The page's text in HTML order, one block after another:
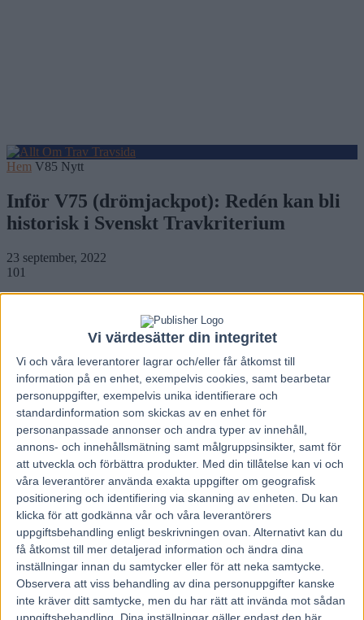
Vi värdesätter din integritet
Vi och våra leverantorer lagrar och/eller får åtkomst till
information på en enhet, exempelvis cookies, samt bearbetar
personuppgifter, exempelvis unika identifierare och
standardinformation som skickas av en enhet för
personanpassade annonser och andra typer av innehåll,
annons- och innehållsmätning samt målgruppsinsikter, samt för
att utveckla och förbättra produkter. Med din tillåtelse kan vi och
våra leverantörer använda exakta uppgifter om geografisk
positionering och identifiering via skanning av enheten. Du kan
klicka för att godkänna vår och våra leverantörers
uppgiftsbehandling enligt beskrivningen ovan. Alternativt kan du
få åtkomst till mer detaljerad information och ändra dina
inställningar innan du samtycker eller för att neka samtycke.
Observera att viss behandling av dina personuppgifter kanske
inte kräver ditt samtycke, men du har rätt att invända mot sådan
uppgiftsbehandling. Dina inställningar gäller endast den här
Hem V85 Nytt
Inför V75 (drömjackpot): Redén kan bli
historisk i Svenskt Travkriterium
23 september, 2022
101
Aldrig tidigare har en travtränare vunnit Svenskt Travkriterium tre år
i följd.
Med fyra hästar i lördagens final har Daniel Redén goda möjligheter
att bli den första.
– Jag har bra känsla kring alla mina hästar i kriteriet, säger
hemmatränaren.
Svenskt Travkriterium, treåringarnas viktigaste uppgift, har körts
sedan 1927, och genom åren har en rad tränare vunnit loppet två år i
rad. Timo Nurmos har till och med gjort det två gånger. Men aldrig
har samma tränare lyckats vinna den klassiska uppgörelsen på
Solvalla tre år i följd. Efter att ha tagit hem de två senaste
upplagorna med Brambling och Francesco Zet har Daniel Redén en
gyllene möjlighet att göra det i år. Och det är den i hans finalkvartett
som har sämsta utgångsläget,Xanthis Harvey , som oddssättarna
tror är förste utmanare till förhandsfavoriten Bedazzled Sox.
– Han har en tendens att bli lite pigg innan, därför tror jag att spår
elva kan bli riktigt bra åt honom då han får gå i ryggar. Han har en
väldigt lång speed att tillgå. Han är valpig och stannar till ibland,